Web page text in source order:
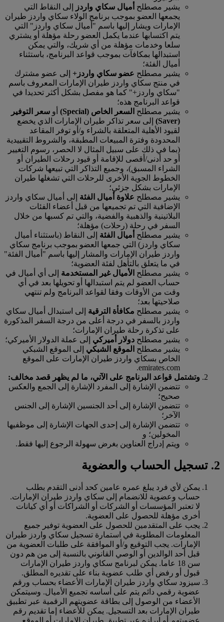
يشير مصطلح أميال سكاي واردز
إلى النقاط التي
يجمعها العضو بموجب برنامج الولاء سكاي واردز طيران
الإمارات ويشار إليها باسم "أميال سكاي واردز" التي
يتم اكتسابها عندما يكمل العضو رحلة مؤهلة أو يشتري
سلعا وخدمات مؤهلة من أي شريك، والتي يمكن
استبدالها بمكافآت بموجب قواعد البرنامج، باستثناء
أميال الفئة؛
يشير مصطلح عضو سكاي واردز+ إلى عضو مشترك
في منتج سكاي واردز طيران الإمارات المعروف باسم
"سكاي واردز+" كما هو مفصل بشكل أكثر تحديدا في
قواعد البرنامج هذه؛
يشير مصطلح السعر الخاص (Special) أو سعر
التوفير
(Saver)
إلى سعر تذاكر طيران الإمارات الذي يخضع
لقيود الأهلية المتعلقة بالشراء و/أو توفر المقاعد
المحدودة وفترة المبيعات المطبقة، والشروط التقييدية
(بما في ذلك على سبيل المثال لا الحصر، رسوم التغيير
أو حد أدنى/أقصى للإقامة أو قيود رحلات الطيران أو
الشراء المسبق)، وجميع التذاكر التي تبيعها شركات
الخطوط الجوية الأخرى للرحلات التي تشغلها طيران
الإمارات بشكل جزئي؛
يشير مصطلح علاوة أميال الفئة إلى أميال سكاي واردز
الإضافية التي تم تجميعها من قبل أعضاء الفئات
البلاتينية والذهبية والفضية، والتي تم كسبها من خلال
السفر في رحلة (رحلات) مؤهلة؛
يشير مصطلح أميال الفئة إلى النقاط (باستثناء أميال
سكاي واردز) التي جمعها العضو بموجب برنامج سكاي
واردز طيران الإمارات والمشار إليها باسم "أميال الفئة"
في ما يتعلق بالتأهل لفئة العضوية؛
يشير مصطلح الأميال غير المستخدمة إلى أي أميال في
حساب العضو لم يتم استبدالها أو تحويلها بعد في أي
وقت من الأوقات وفقا لقواعد البرنامج ولم تنتهي
صلاحيتها بعد؛
يشير مصطلح مكافأة الترقية إلى استبدال أميال سكاي
واردز بالسفر في درجة أعلى من درجة السفر المذكورة
على تذكرة رحلة طيران الإمارات؛
يشير مصطلح دولار أميركي إلى عملة الدولار الأميركي؛
يشير مصطلح الموقع الشبكي إلى الموقع الشبكي
الخاص بسكاي واردز طيران الإمارات على الموقع
emirates.com.
وتشتمل قواعد البرنامج على الآتي، ما لم يظهر قصد مخالف:
تتضمن الإشارة إلى المفرد الإشارة إلى الجمع والعكس
صحيح؛
تتضمن الإشارة إلى أحد الجنسين الإشارة إلى الجنس
الآخر؛
تتضمن الإشارة إلى إحدى الجهات الإشارة إلى موظفيها
المخولين؛ و
ويتم إدراج العناوين بغرض سهولة الرجوع إليها فقط.
2. تسجيل الحساب والعضوية
يمكن لأي فرد يبلغ عمره عامين كحد أدنى التقدم بطلب
حساب وعضوية للانضمام إلى سكاي واردز طيران الإمارات.
لا تعتبر المؤسسات أو الشركات أو الشراكات أو أي كيانات
أخرى مؤهلة للحصول على العضوية.
يجب على المتقدمين للحصول على العضوية توفير جميع
المعلومات المطلوبة في استمارة تسجيل سكاي واردز طيران
الإمارات. يجب التوقيع و/أو الموافقة على طلبات العضوية من
قبل أحد الوالدين أو الوصي القانوني بالنسبة إلى من هم دون
سن 18 عاما. يمكن لبرنامج سكاي واردز طيران الإمارات
قبول أو رفض أي طلب عضوية بناء على تقديره المطلق.
سيزود سكاي واردز طيران الإمارات الأعضاء بحساب ورقم
عضوية رقمي دائم يتم على أساسه تجميع الأميال. وسيتمكن
الأعضاء من الوصول إلى بطاقة عضويتهم الرقمية عبر تطبيق
طيران الإمارات بعد التسجيل. يمكن للأعضاء إما تقديم رقم
عضويتهم أو إبرازه عبر تطبيق طيران الإمارات أو الموقع